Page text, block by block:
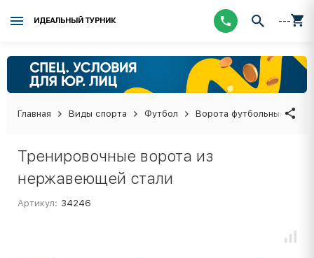
ИДЕАЛЬНЫЙ ТУРНИК ---
Главная Виды спорта Футбол Ворота футбольные
Тренировочные ворота из
нержавеющей стали
Артикул: 34246